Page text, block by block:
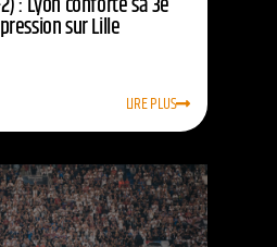
sur Lille
LIRE PLUS